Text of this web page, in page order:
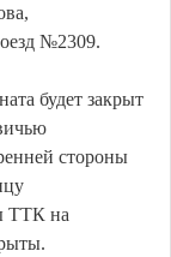
№2309.
будет закрыт
стороны
ТТК на